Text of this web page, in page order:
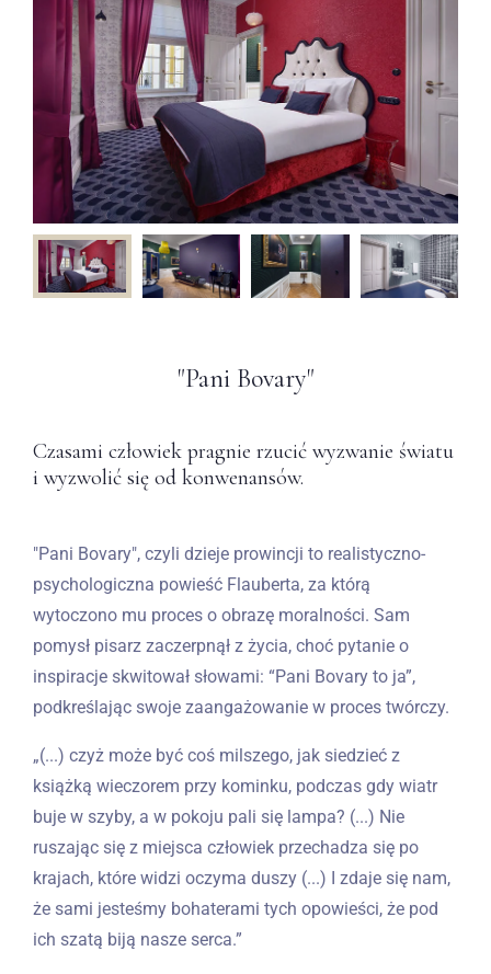
"Pani Bovary"
Czasami człowiek pragnie rzucić wyzwanie światu
i wyzwolić się od konwenansów.
"Pani Bovary", czyli dzieje prowincji to realistyczno-
psychologiczna powieść Flauberta, za którą
wytoczono mu proces o obrazę moralności. Sam
pomysł pisarz zaczerpnął z życia, choć pytanie o
inspiracje skwitował słowami: “Pani Bovary to ja”,
podkreślając swoje zaangażowanie w proces twórczy.
„(...) czyż może być coś milszego, jak siedzieć z
książką wieczorem przy kominku, podczas gdy wiatr
buje w szyby, a w pokoju pali się lampa? (...) Nie
ruszając się z miejsca człowiek przechadza się po
krajach, które widzi oczyma duszy (...) I zdaje się nam,
że sami jesteśmy bohaterami tych opowieści, że pod
ich szatą biją nasze serca.”